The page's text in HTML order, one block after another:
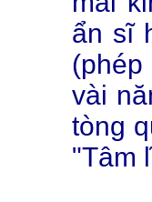
ẩn sĩ
vài
tòng
"Tâm